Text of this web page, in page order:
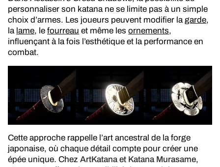
personnaliser son katana ne se limite pas à un simple
choix d’armes. Les joueurs peuvent modifier lagarde,
la lame, lefourreau et même lesornements,
influençant à la fois l’esthétique et la performance en
combat.
Cette approche rappelle l’art ancestral de la forge
japonaise, où chaque détail compte pour créer une
épée unique. ChezArtKatanaet Katana Murasame,